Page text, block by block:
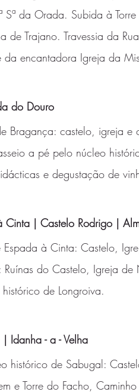
da Orada. Subida à
de Trajano. Travessia da
da encantadora Igreja da
do Douro
Bragança: castelo, igreja e
a pé pelo núcleo
e degustação de
Cinta | Castelo Rodrigo |
à Cinta: Castelo,
do Castelo, Igreja de
de Longroiva.
Idanha - a - Velha
histórico de Sabugal:
e Torre do Facho,